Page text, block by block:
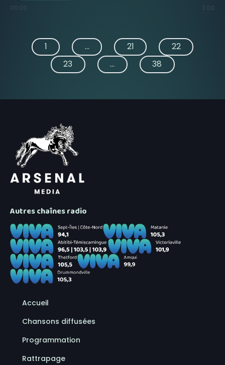
00:00 3:00
1 ... 21
22
23
... 38
Autres chaînes radio
Accueil
Chansons diffusées
Programmation
Rattrapage